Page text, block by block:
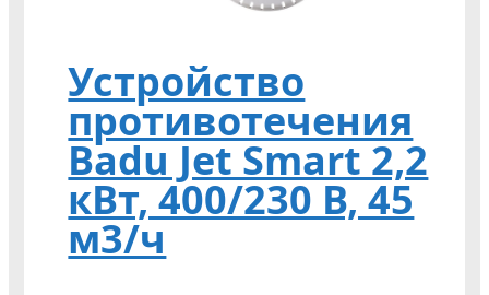
Устройство
противотечения
Badu Jet Smart 2,2
кВт, 400/230 В, 45
м3/ч